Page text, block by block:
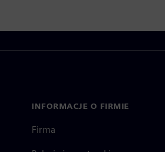
INFORMACJE O FIRMIE
Firma